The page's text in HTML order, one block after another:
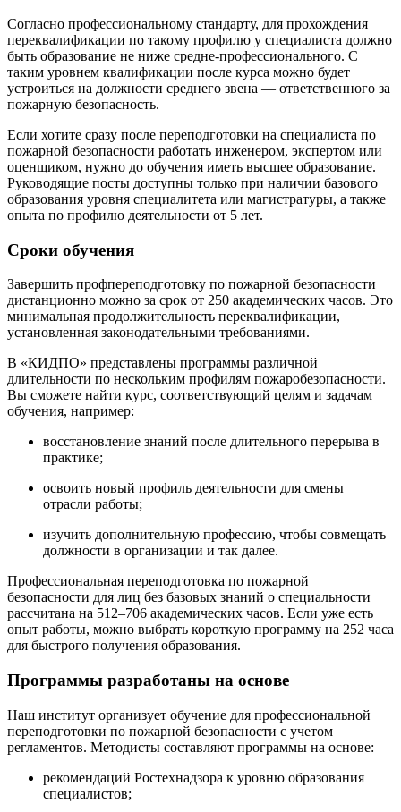
Согласно профессиональному стандарту, для прохождения
переквалификации по такому профилю у специалиста должно
быть образование не ниже средне-профессионального. С
таким уровнем квалификации после курса можно будет
устроиться на должности среднего звена — ответственного за
пожарную безопасность.
Если хотите сразу после переподготовки на специалиста по
пожарной безопасности работать инженером, экспертом или
оценщиком, нужно до обучения иметь высшее образование.
Руководящие посты доступны только при наличии базового
образования уровня специалитета или магистратуры, а также
опыта по профилю деятельности от 5 лет.
Сроки обучения
Завершить профпереподготовку по пожарной безопасности
дистанционно можно за срок от 250 академических часов. Это
минимальная продолжительность переквалификации,
установленная законодательными требованиями.
В «КИДПО» представлены программы различной
длительности по нескольким профилям пожаробезопасности.
Вы сможете найти курс, соответствующий целям и задачам
обучения, например:
восстановление знаний после длительного перерыва в
практике;
освоить новый профиль деятельности для смены
отрасли работы;
изучить дополнительную профессию, чтобы совмещать
должности в организации и так далее.
Профессиональная переподготовка по пожарной
безопасности для лиц без базовых знаний о специальности
рассчитана на 512–706 академических часов. Если уже есть
опыт работы, можно выбрать короткую программу на 252 часа
для быстрого получения образования.
Программы разработаны на основе
Наш институт организует обучение для профессиональной
переподготовки по пожарной безопасности с учетом
регламентов. Методисты составляют программы на основе:
рекомендаций Ростехнадзора к уровню образования
специалистов;